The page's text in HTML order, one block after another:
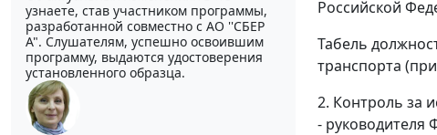
узнаете, став участником программы,
разработанной совместно с АО ''СБЕР
А". Слушателям, успешно освоившим
программу, выдаются удостоверения
установленного образца.
Российской
Табель
транспорта
2. Контроль за
- руководителя